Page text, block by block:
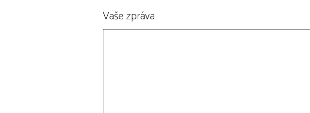
Vaše zpráva